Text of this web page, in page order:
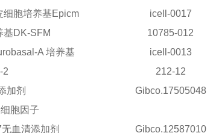
细胞培养基Epicm icell-0017
基DK-SFM 10785-012
A 培养基 icell-0013
2 212-12
加剂 Gibco.17505048
细胞因子
无血清添加剂 Gibco.12587010